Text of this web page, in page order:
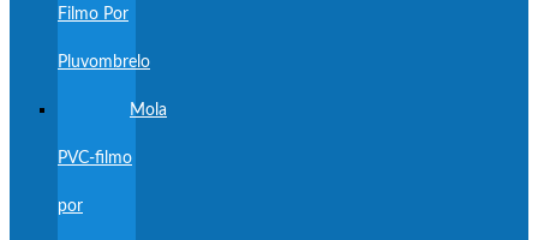
Filmo Por
Pluvombrelo
Mola
PVC-filmo
por